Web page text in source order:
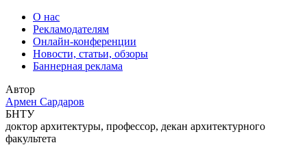
О нас
Рекламодателям
Онлайн-конференции
Новости, статьи, обзоры
Баннерная реклама
Автор
Армен Сардаров
БНТУ
доктор архитектуры, профессор, декан архитектурного
факультета